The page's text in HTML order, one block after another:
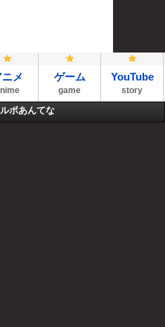
ニメ ゲーム
game
YouTube
story
ポあんてな